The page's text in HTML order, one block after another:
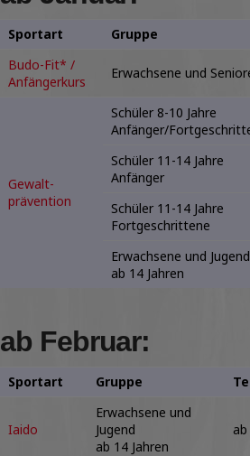
Sportart Gruppe
Budo-Fit* /
Anfängerkurs
Erwachsene und
Gewalt-
prävention
Schüler 8-10 Jahre
Anfänger/
Schüler 11-14 Jahre
Anfänger
Schüler 11-14 Jahre
Fortgeschrittene
Erwachsene und Jugend
ab 14 Jahren
ab Februar:
Sportart Gruppe
Iaido
Erwachsene und
Jugend
ab 14 Jahren